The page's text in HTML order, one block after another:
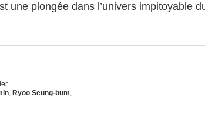
une plongée dans l’univers impitoyable
, Ryoo Seung-bum, Lee Soo-Hyuk